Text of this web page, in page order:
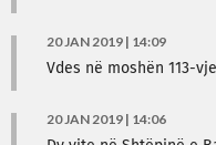
20 JAN 2019 | 14:09
Vdes në moshën 113-
20 JAN 2019 | 14:06